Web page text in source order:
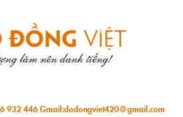
932 446 Gmail:dodongviet420@gmail.com